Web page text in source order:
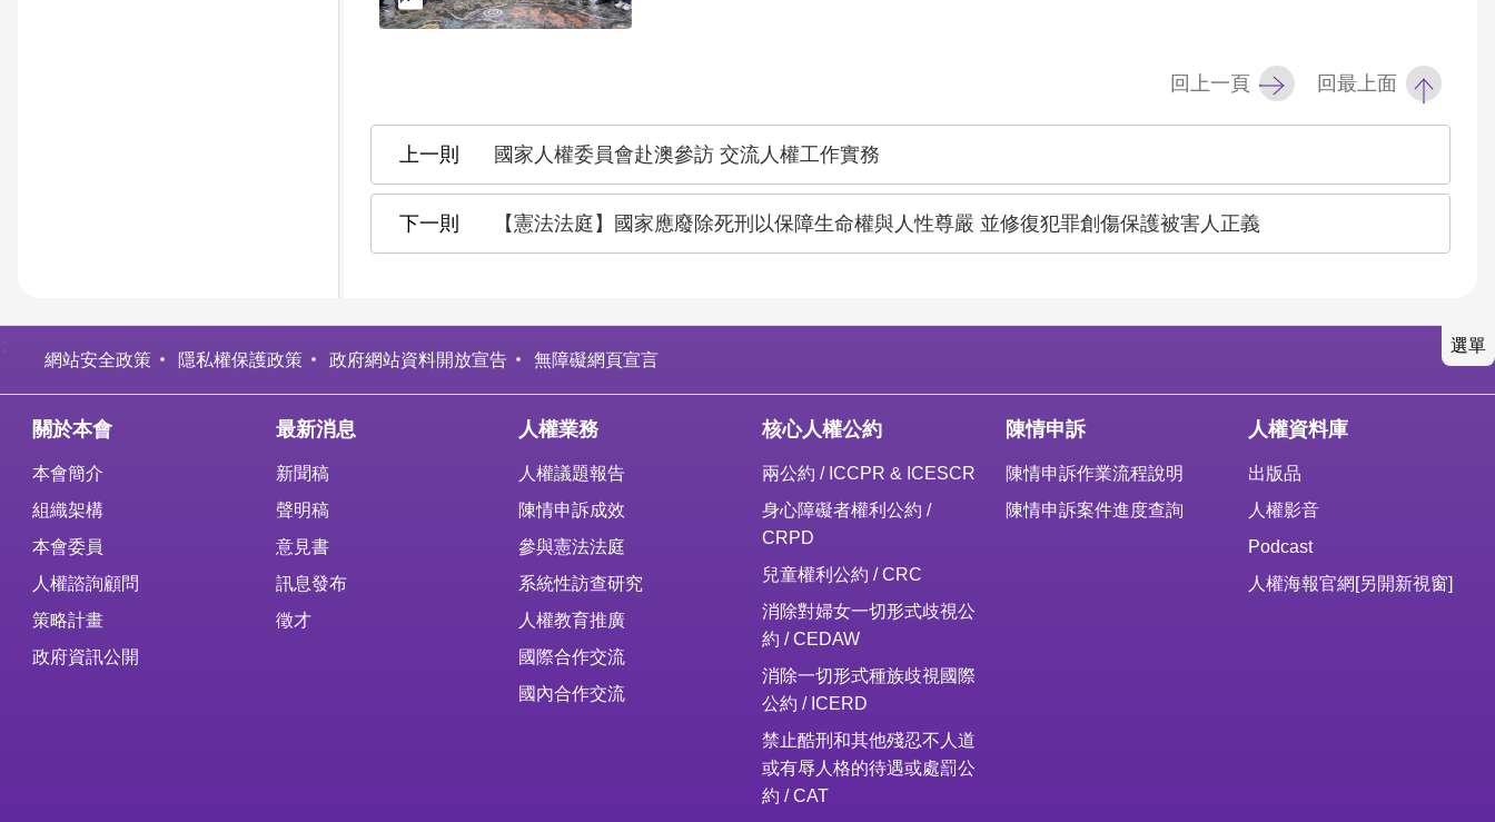
回上一頁 回最上面
國家人權委員會赴澳參訪 交流人權工作實務
【憲法法庭】國家應廢除死刑以保障生命權與人性尊嚴 並修復犯罪創傷保護被害人正義
選單
網站安全政策 隱私權保護政策 政府網站資料開放宣告 無障礙網頁宣言
關於本會
本會簡介
組織架構
本會委員
人權諮詢顧問
策略計畫
政府資訊公開
最新消息
新聞稿
聲明稿
意見書
訊息發布
徵才
人權業務
人權議題報告
陳情申訴成效
參與憲法法庭
系統性訪查研究
人權教育推廣
國際合作交流
國內合作交流
核心人權公約
兩公約 / ICCPR & ICESCR
身心障礙者權利公約 /
CRPD
兒童權利公約 / CRC
消除對婦女一切形式歧視公
約 / CEDAW
消除一切形式種族歧視國際
公約 / ICERD
禁止酷刑和其他殘忍不人道
或有辱人格的待遇或處罰公
約 / CAT
陳情申訴
陳情申訴作業流程說明
陳情申訴案件進度查詢
人權資料庫
出版品
人權影音
Podcast
人權海報官網[另開新視窗]